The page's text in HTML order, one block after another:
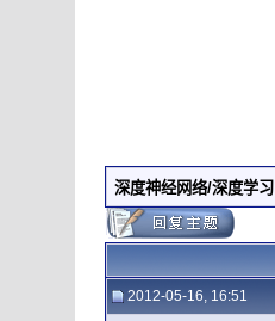
深度神经网络/深度学习
2012-05-16, 16:51